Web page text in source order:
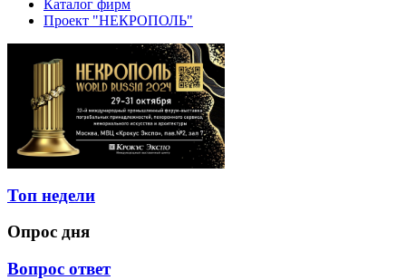
Каталог фирм
Проект "НЕКРОПОЛЬ"
Топ недели
Опрос дня
Вопрос ответ